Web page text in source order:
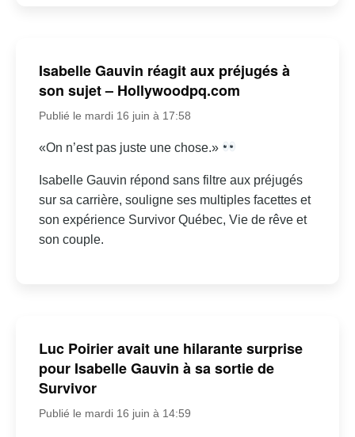
Isabelle Gauvin réagit aux préjugés à
son sujet – Hollywoodpq.com
Publié le mardi 16 juin à 17:58
«On n’est pas juste une chose.»
Isabelle Gauvin répond sans filtre aux préjugés
sur sa carrière, souligne ses multiples facettes et
son expérience Survivor Québec, Vie de rêve et
son couple.
Luc Poirier avait une hilarante surprise
pour Isabelle Gauvin à sa sortie de
Survivor
Publié le mardi 16 juin à 14:59